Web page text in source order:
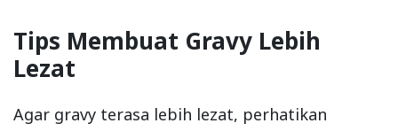
Tips Membuat Gravy Lebih
Lezat
Agar gravy terasa lebih lezat, perhatikan